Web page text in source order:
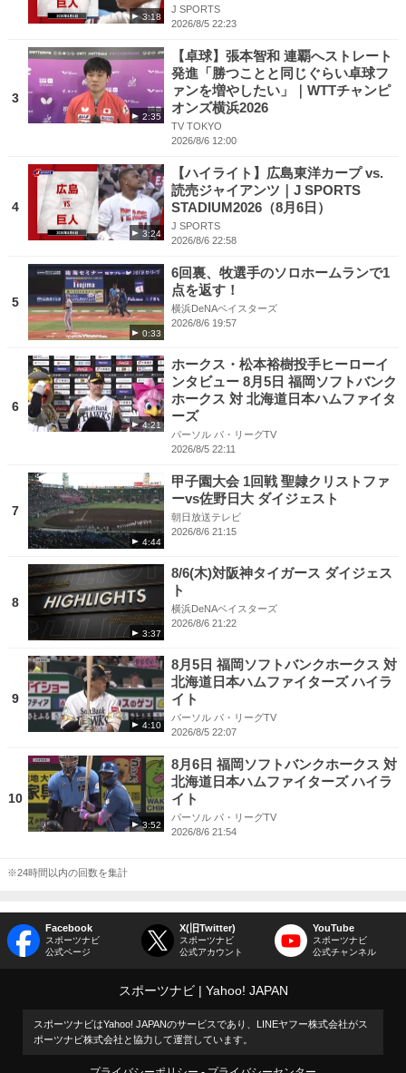
3:18
J SPORTS
2026/8/5 22:23
3
2:35
【卓球】張本智和 連覇へストレート
発進「勝つことと同じぐらい卓球フ
ァンを増やしたい」｜WTTチャンピ
オンズ横浜2026
TV TOKYO
2026/8/6 12:00
4
3:24
【ハイライト】広島東洋カープ vs.
読売ジャイアンツ｜J SPORTS
STADIUM2026（8月6日）
J SPORTS
2026/8/6 22:58
5
0:33
6回裏、牧選手のソロホームランで1
点を返す！
横浜DeNAベイスターズ
2026/8/6 19:57
6
4:21
ホークス・松本裕樹投手ヒーローイ
ンタビュー 8月5日 福岡ソフトバンク
ホークス 対 北海道日本ハムファイタ
ーズ
パーソル パ・リーグTV
2026/8/5 22:11
7
4:44
甲子園大会 1回戦 聖隷クリストファ
ーvs佐野日大 ダイジェスト
朝日放送テレビ
2026/8/6 21:15
8
3:37
8/6(木)対阪神タイガース ダイジェス
ト
横浜DeNAベイスターズ
2026/8/6 21:22
9
4:10
8月5日 福岡ソフトバンクホークス 対
北海道日本ハムファイターズ ハイラ
イト
パーソル パ・リーグTV
2026/8/5 22:07
10
3:52
8月6日 福岡ソフトバンクホークス 対
北海道日本ハムファイターズ ハイラ
イト
パーソル パ・リーグTV
2026/8/6 21:54
※24時間以内の回数を集計
Facebook
スポーツナビ
公式ページ
X(旧Twitter)
スポーツナビ
公式アカウント
YouTube
スポーツナビ
公式チャンネル
スポーツナビ Yahoo! JAPAN
スポーツナビはYahoo! JAPANのサービスであり、LINEヤフー株式会社がス
ポーツナビ株式会社と協力して運営しています。